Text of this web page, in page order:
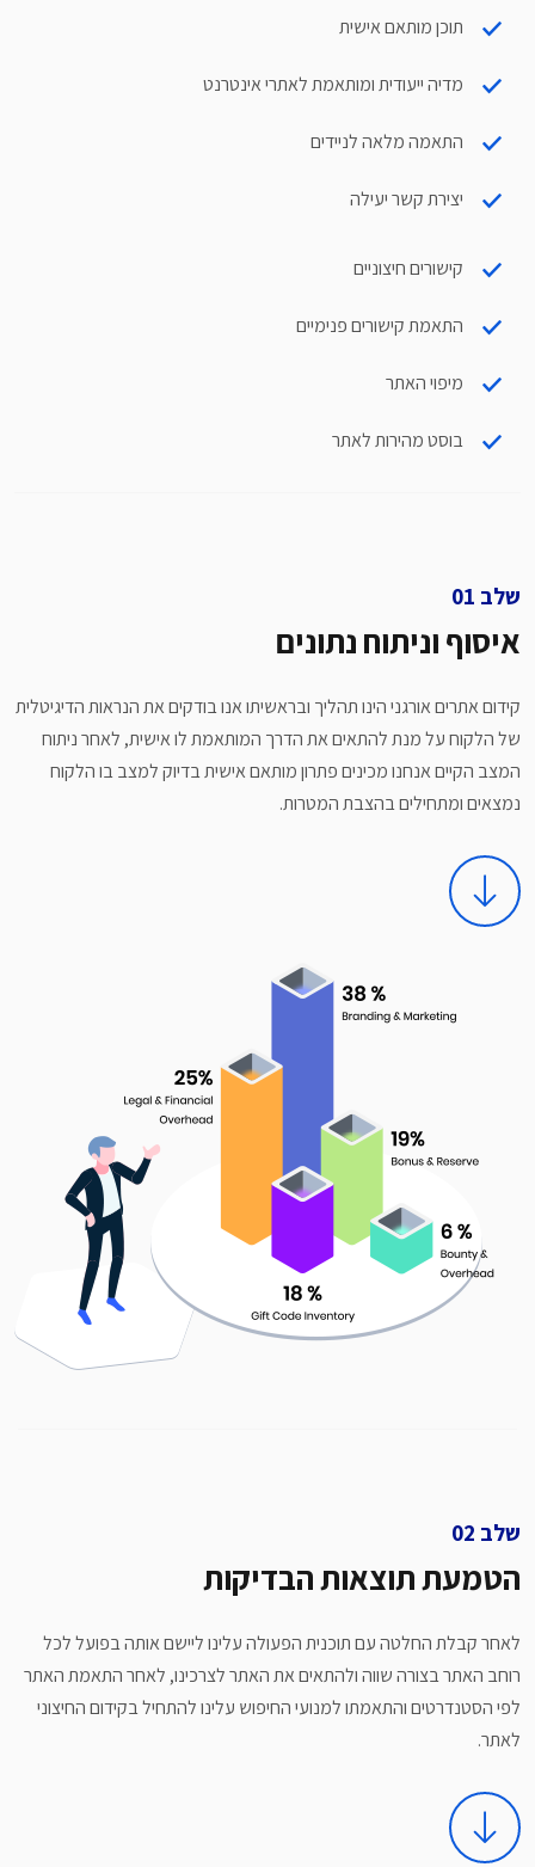
תוכן מותאם אישית
מדיה ייעודית ומותאמת לאתרי אינטרנט
התאמה מלאה לניידים
יצירת קשר יעילה
קישורים חיצוניים
התאמת קישורים פנימיים
מיפוי האתר
בוסט מהירות לאתר
שלב
איסוף וניתוח נתונים
קידום אתרים אורגני הינו תהליך ובראשיתו אנו בודקים את הנראות הדיגיטלית
של הלקוח על מנת להתאים את הדרך המותאמת לו אישית, לאחר ניתוח
המצב הקיים אנחנו מכינים פתרון מותאם אישית בדיוק למצב בו הלקוח
נמצאים ומתחילים בהצבת המטרות.
שלב
הטמעת תוצאות הבדיקות
לאחר קבלת החלטה עם תוכנית הפעולה עלינו ליישם אותה בפועל לכל
רוחב האתר בצורה שווה ולהתאים את האתר לצרכינו, לאחר התאמת האתר
לפי הסטנדרטים והתאמתו למנועי החיפוש עלינו להתחיל בקידום החיצוני
לאתר.